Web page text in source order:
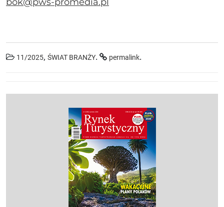
bok@pws-promedia.pl
11/2025, ŚWIAT BRANŻY. permalink.